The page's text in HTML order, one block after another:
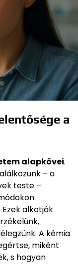
a
alapkövei.
– a
teste –
alkotják
A kémia
miként
s hogyan